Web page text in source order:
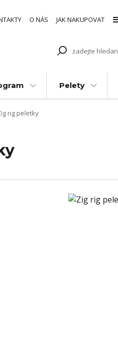
O NÁS JAK NAKUPOVAT
Pelety
rig peletky